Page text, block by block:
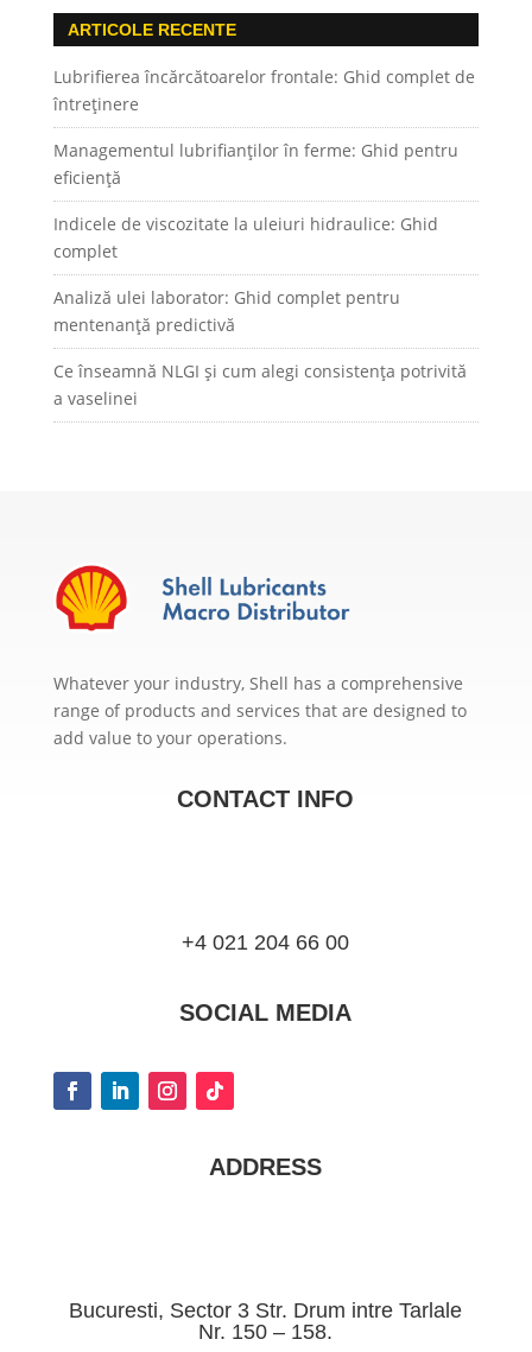
ARTICOLE RECENTE
Lubrifierea încărcătoarelor frontale: Ghid complet de
întreținere
Managementul lubrifianților în ferme: Ghid pentru
eficiență
Indicele de viscozitate la uleiuri hidraulice: Ghid
complet
Analiză ulei laborator: Ghid complet pentru
mentenanță predictivă
Ce înseamnă NLGI și cum alegi consistența potrivită
a vaselinei
Whatever your industry, Shell has a comprehensive
range of products and services that are designed to
add value to your operations.
CONTACT INFO
+4 021 204 66 00
SOCIAL MEDIA
ADDRESS
Bucuresti, Sector 3 Str. Drum intre Tarlale
Nr. 150 – 158.